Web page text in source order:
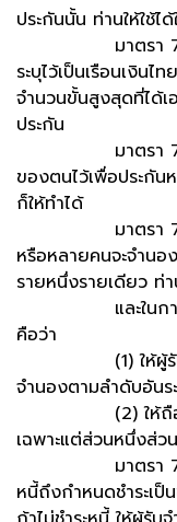
ประกันนั้น ท่านให้ใช้ไ
มาตรา 708 สั
ระบุไว้เป็นเรือนเงิน
จำนวนขั้นสูงสุดที่ได้เ
ประกัน
มาตรา 709 บุ
ของตนไว้เพื่อประกัน
ก็ให้ทำได้
มาตรา 710 ท
หรือหลายคนจะจำนอ
รายหนึ่งรายเดียว ท่
และในการนี้คู่
คือว่า
(1) ให้ผู้รับจำน
จำนองตามลำดับอันร
(2) ให้ถือเอาท
เฉพาะแต่ส่วนหนึ่งส่ว
มาตรา 711 กา
หนี้ถึงกำหนดชำระเป็